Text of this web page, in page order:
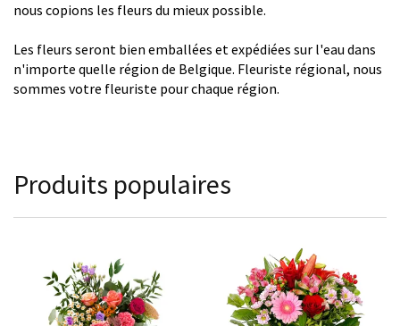
nous copions les fleurs du mieux possible.
Les fleurs seront bien emballées et expédiées sur l'eau dans
n'importe quelle région de Belgique. Fleuriste régional, nous
sommes votre fleuriste pour chaque région.
Produits populaires